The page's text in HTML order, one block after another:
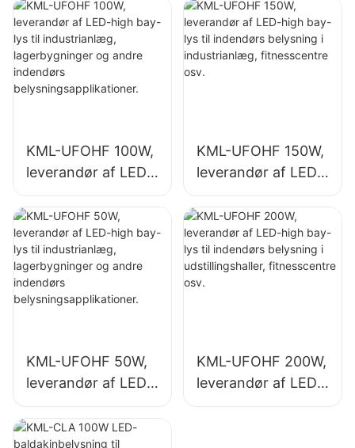
KML-UFOHF 100W,
leverandør af LED-
high bay-lys til
industrianlæg,
lagerbygninger og
andre indendørs
belysningsapplikati
oner.
KML-UFOHF 150W,
leverandør af LED-
high bay-lys til
indendørs
belysning i
industrianlæg,
fitnesscentre osv.
KML-UFOHF 50W,
leverandør af LED-
high bay-lys til
industrianlæg,
KML-UFOHF 200W,
leverandør af LED-
high bay-lys til